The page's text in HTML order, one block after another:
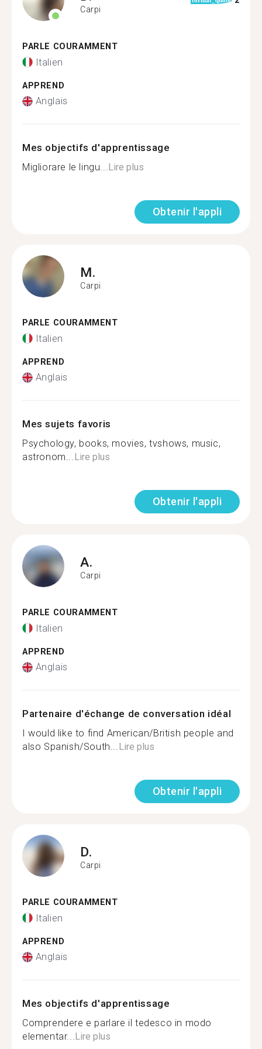
Carpi
PARLE COURAMMENT
Italien
APPREND
Anglais
Mes objectifs d'apprentissage
Migliorare le lingu...Lire plus
Obtenir l'appli
M.
Carpi
PARLE COURAMMENT
Italien
APPREND
Anglais
Mes sujets favoris
Psychology, books, movies, tvshows, music,
astronom...Lire plus
Obtenir l'appli
A.
Carpi
PARLE COURAMMENT
Italien
APPREND
Anglais
Partenaire d'échange de conversation idéal
I would like to find American/British people and
also Spanish/South...Lire plus
Obtenir l'appli
D.
Carpi
PARLE COURAMMENT
Italien
APPREND
Anglais
Mes objectifs d'apprentissage
Comprendere e parlare il tedesco in modo
elementar...Lire plus